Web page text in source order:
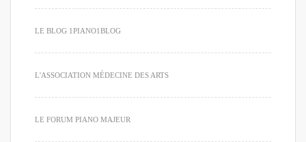
LE BLOG 1PIANO1BLOG
L'ASSOCIATION MÉDECINE DES ARTS
LE FORUM PIANO MAJEUR